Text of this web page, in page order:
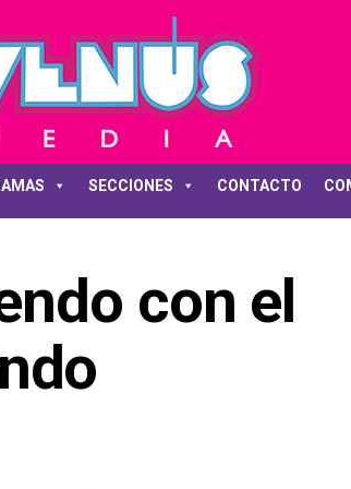
SECCIONES CONTACTO
con el